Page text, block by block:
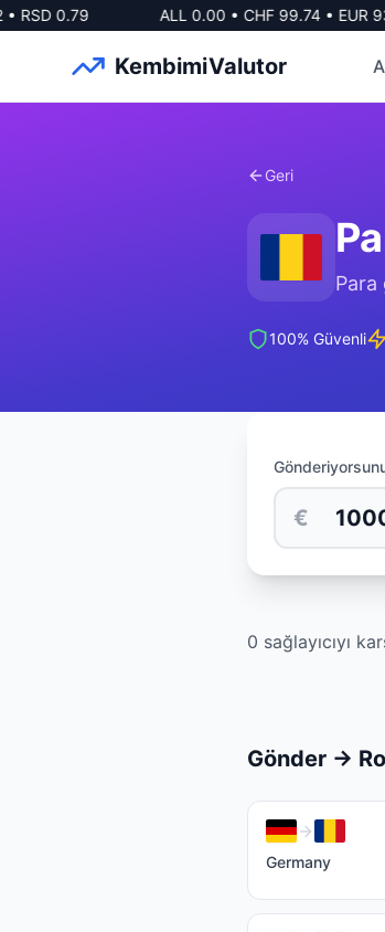
RSD 0.79 ALL 0.00• CHF 99.74• EUR
KembimiValutor
Geri
Para
100% Güvenli
€
0 sağlayıcıyı
Gönder →
Germany